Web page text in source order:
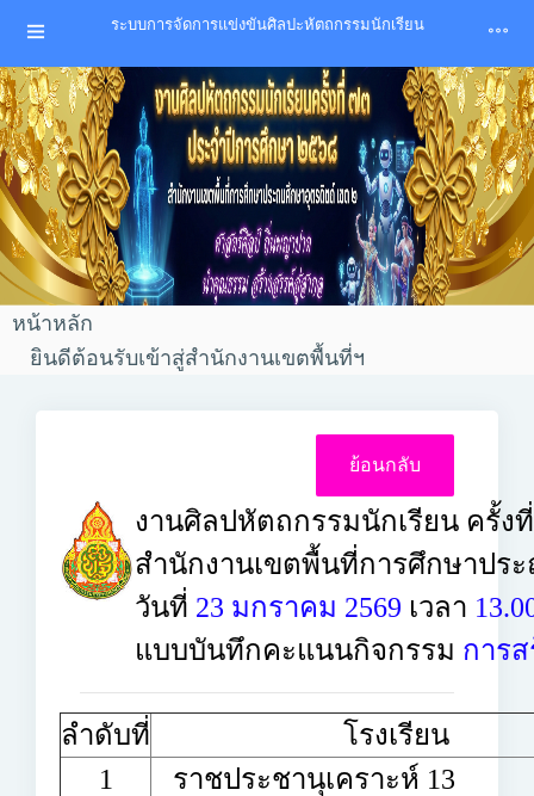
ระบบการจัดการแข่งขันศิลปะหัตถกรรมนักเรียน
หน้าหลัก
ยินดีต้อนรับเข้าสู่สำนักงานเขตพื้นที่ฯ
งานศิลปหัตถกรรมนักเรียน ครั้ง
สำนักงานเขตพื้นที่การศึกษาปร
วันที่ 23 มกราคม 2569 เวลา
แบบบันทึกคะแนนกิจกรรม การ
ลำดับที่
โรงเรียน
1
ราชประชานุเคราะห์ 13